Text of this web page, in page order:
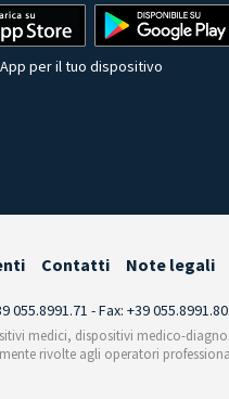
per il tuo dispositivo
Contatti Note legali
- Fax: +39
medici, dispositivi medico-
rivolte agli operatori